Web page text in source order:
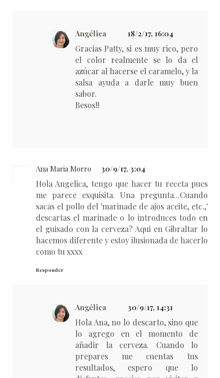
Angélica 18/2/17, 16:04
Gracias Patty, si es muy rico, pero
el color realmente se lo da el
azúcar al hacerse el caramelo, y la
salsa ayuda a darle muy buen
sabor.
Besos!!
Ana Maria Morro 30/9/17, 3:04
Hola Angelica, tengo que hacer tu receta pues
me parece exquisita. Una pregunta...Cuando
sacas el pollo del 'marinade de ajos aceite, etc.,'
descartas el marinade o lo introduces todo en
el guisado con la cerveza? Aqui en Gibraltar lo
hacemos diferente y estoy ilusionada de hacerlo
como tu xxxx
Responder
Angélica 30/9/17, 14:31
Hola Ana, no lo descarto, sino que
lo agrego en el momento de
añadir la cerveza. Cuando lo
prepares me cuentas tus
resultados, espero que lo